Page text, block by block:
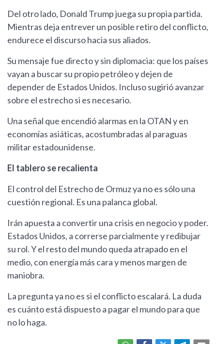
Del otro lado, Donald Trump juega su propia partida.
Mientras deja entrever un posible retiro del conflicto,
endurece el discurso hacia sus aliados.
Su mensaje fue directo y sin diplomacia: que los países
vayan a buscar su propio petróleo y dejen de
depender de Estados Unidos. Incluso sugirió avanzar
sobre el estrecho si es necesario.
Una señal que encendió alarmas en la OTAN y en
economías asiáticas, acostumbradas al paraguas
militar estadounidense.
El tablero se recalienta
El control del Estrecho de Ormuz ya no es sólo una
cuestión regional. Es una palanca global.
Irán apuesta a convertir una crisis en negocio y poder.
Estados Unidos, a correrse parcialmente y redibujar
su rol. Y el resto del mundo queda atrapado en el
medio, con energía más cara y menos margen de
maniobra.
La pregunta ya no es si el conflicto escalará. La duda
es cuánto está dispuesto a pagar el mundo para que
no lo haga.